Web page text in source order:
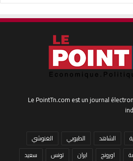
Le PointTn.com est un journal
الشاهد الطبوبي
الغنوشي
اورونج ايران تونس
سعيد